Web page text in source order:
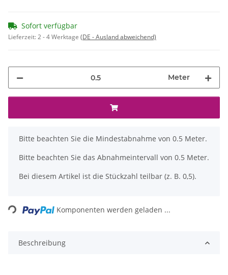
Sofort verfügbar
Lieferzeit:2 - 4 Werktage (DE - Ausland abweichend)
Meter
x
Bitte beachten Sie die Mindestabnahme von 0.5 Meter.
Bitte beachten Sie das Abnahmeintervall von 0.5 Meter.
Bei diesem Artikel ist die Stückzahl teilbar (z. B. 0,5).
Loading... Komponenten werden geladen ...
Beschreibung